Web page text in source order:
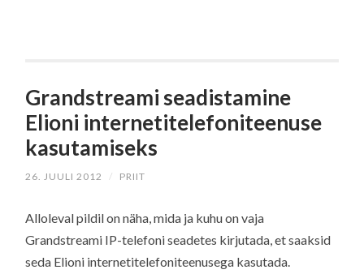
Grandstreami seadistamine
Elioni internetitelefoniteenuse
kasutamiseks
26. JUULI 2012 / PRIIT
Alloleval pildil on näha, mida ja kuhu on vaja
Grandstreami IP-telefoni seadetes kirjutada, et saaksid
seda Elioni internetitelefoniteenusega kasutada.